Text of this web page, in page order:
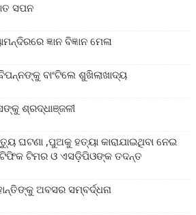
ସପନ
ଜ୍ଞାନ ବିଜ୍ଞାନ ମେଳା
ବାଂଟିଲେ ଶୁଖିଲାଖାଦ୍ୟ
ଶ୍ରଦ୍ଧାଞ୍ଜଳୀ
ଘଟଣା ,ପୁଅକୁ ହତ୍ୟା କାରାଯାଇଥିବା ନେଇ
ଟିମର ଓ ଏସଡ଼ିପିଓଙ୍କ ତଦନ୍ତ
ଅବସର ସମ୍ବର୍ଦ୍ଧନା